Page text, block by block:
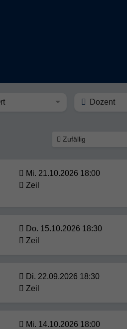
Dozent
Zufällig
Mi. 21.10.2026 18:00
Zeil
Do. 15.10.2026 18:30
Zeil
Di. 22.09.2026 18:30
Zeil
Mi. 14.10.2026 18:00